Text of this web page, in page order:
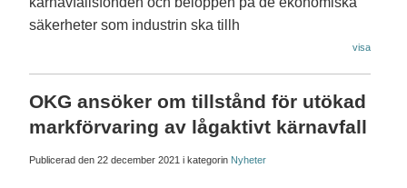
säkerheter som industrin ska tillh
visa
OKG ansöker om tillstånd för utökad
markförvaring av lågaktivt kärnavfall
Publicerad den 22 december 2021 i kategorin Nyheter